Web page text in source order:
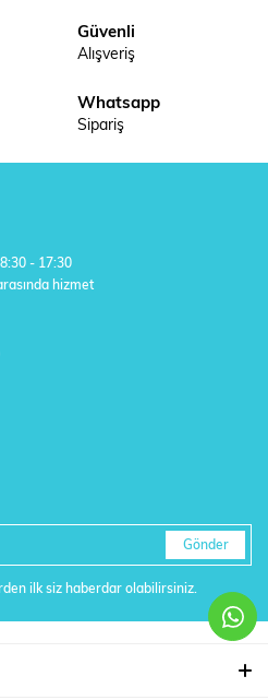
Güvenli
Alışveriş
Whatsapp
Sipariş
- 17:30
hizmet
Gönder
ilk siz haberdar olabilirsiniz.